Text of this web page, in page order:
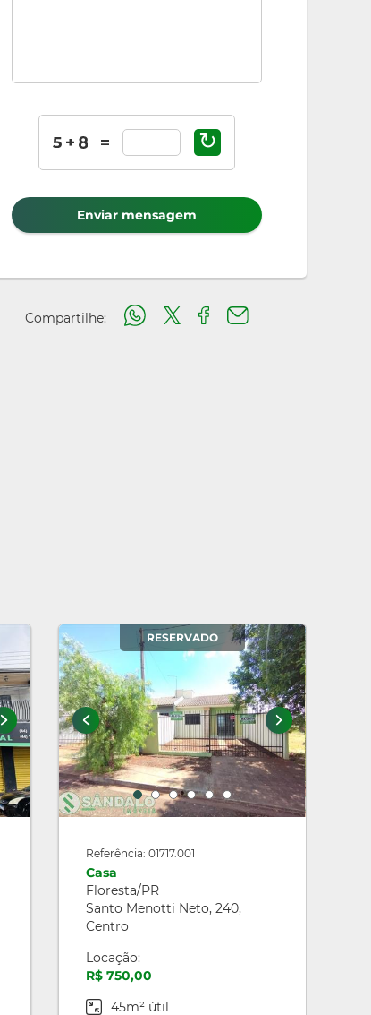
↻
Enviar mensagem
Compartilhe:
RESERVADO
Referência: 01717.001
Casa
Floresta/PR
Santo Menotti Neto, 240,
Centro
Locação:
R$ 750,00
45m² útil